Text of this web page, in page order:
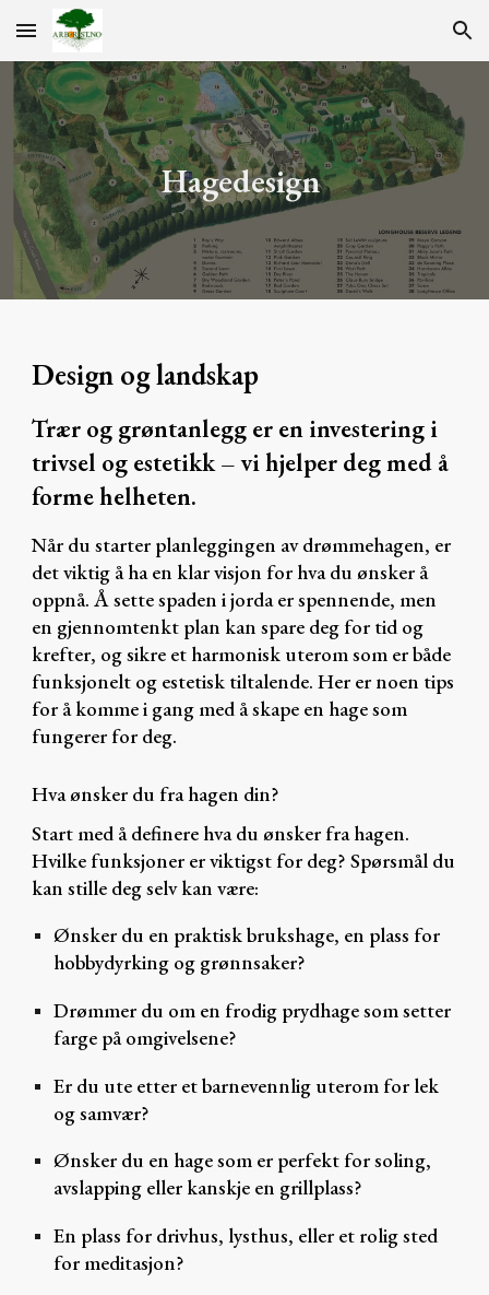
Skip to main content Skip to navigation
Hagedesign
Design og landskap
Trær og grøntanlegg er en investering i
trivsel og estetikk – vi hjelper deg med å
forme helheten.
Når du starter planleggingen av drømmehagen, er
det viktig å ha en klar visjon for hva du ønsker å
oppnå. Å sette spaden i jorda er spennende, men
en gjennomtenkt plan kan spare deg for tid og
krefter, og sikre et harmonisk uterom som er både
funksjonelt og estetisk tiltalende. Her er noen tips
for å komme i gang med å skape en hage som
fungerer for deg.
Hva ønsker du fra hagen din?
Start med å definere hva du ønsker fra hagen.
Hvilke funksjoner er viktigst for deg? Spørsmål du
kan stille deg selv kan være:
Ønsker du en praktisk brukshage, en plass for
hobbydyrking og grønnsaker?
Drømmer du om en frodig prydhage som setter
farge på omgivelsene?
Er du ute etter et barnevennlig uterom for lek
og samvær?
Ønsker du en hage som er perfekt for soling,
avslapping eller kanskje en grillplass?
En plass for drivhus, lysthus, eller et rolig sted
for meditasjon?